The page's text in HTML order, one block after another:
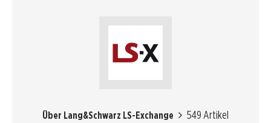
Über Lang&Schwarz LS-Exchange
549 Artikel